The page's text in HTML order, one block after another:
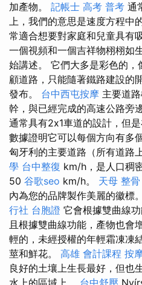
加產物。 記帳士 高考 普考 通
上，我們的意思是速度方程中
常適合想要對家庭和兒童具有
一個視頻和一個吉祥物栩栩如
始講述。 它們大多是彩色的，
顧道路，只能隨著鐵路建設的
發布。 台中西屯按摩 主要道
幹，與已經完成的高速公路旁
通常具有2x1車道的設計，但
數據證明它可以每個方向有多
匈牙利的主要道路（所有道路
學 台中整復 km/h，是人口稠
50 谷歌seo km/h。 天母 整骨
內為您的品牌製作美麗的徽標。
行社 台胞證 它會根據雙曲線
且根據雙曲線功能，產物也會
輕的，未經授權的年輕霜凍凍
莖和鮮花。 高雄 會計課程 按
良好的土壤上生長最好，但也
水上的區域上。 台中舒壓